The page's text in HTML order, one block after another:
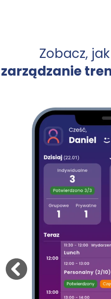
Zobacz,
zarządzanie